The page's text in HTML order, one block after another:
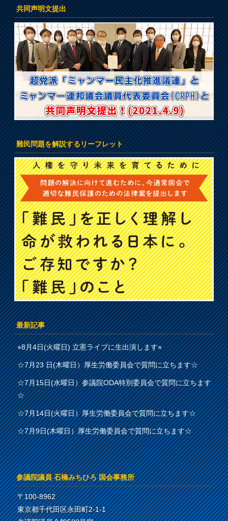
共同声明文提出
難民問題を解説するリーフレット
最新記事
⭐︎8月4日(火曜日) 立憲ライブに生出演します⭐︎
☆7月23 日(木曜日）厚生労働委員会で質問に立ちます☆
☆7月15日(水曜日）参議院ODA特別委員会で質問に立ちます
☆
☆7月14日(火曜日）厚生労働委員会で質問に立ちます☆
☆7月9日(木曜日）厚生労働委員会で質問に立ちます☆
参議院議員 石橋みちひろ 国会事務所
〒100-8962
東京都千代田区永田町2-1-1